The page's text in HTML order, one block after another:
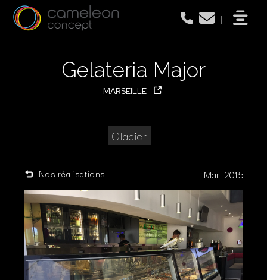
|
Gelateria Major
MARSEILLE
Glacier
Nos réalisations Mar. 2015